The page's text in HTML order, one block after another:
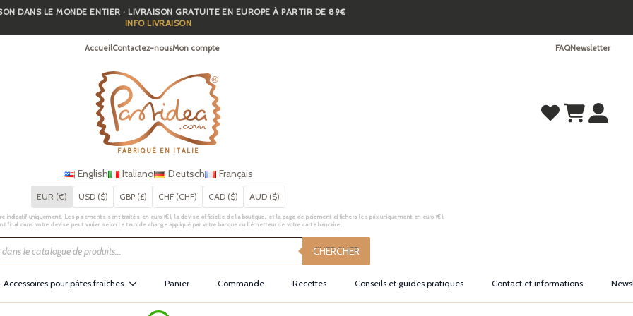
DANS LE MONDE ENTIER · LIVRAISON GRATUITE EN EUROPE À PARTIR DE 89€
INFO LIVRAISON
AccueilContactez-nousMon compte FAQNewsletter
FABRIQUÉ EN ITALIE
English Italiano Deutsch Français
EUR (€) USD ($) GBP (£) CHF (CHF) CAD ($) AUD ($)
indicatif uniquement. Les paiements sont traités en euro (€), la devise officielle de la boutique, et la page de paiement affichera les prix uniquement en euro (€).
final dans votre devise peut varier selon le taux de change appliqué par votre banque ou l’émetteur de votre carte bancaire.
CHERCHER
Accessoires pour pâtes fraîches Panier Commande Recettes Conseils et guides pratiques Contact et informations